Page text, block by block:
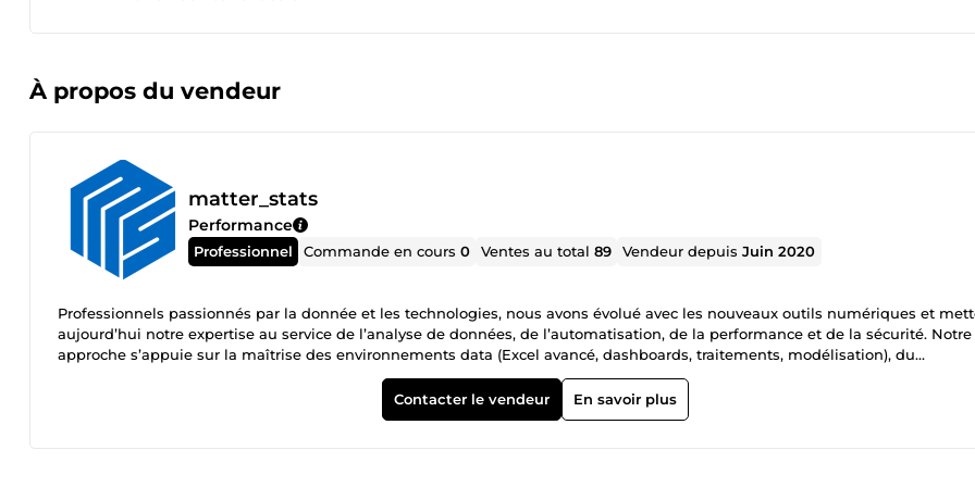
À propos du vendeur
matter_stats
Performance
Professionnel Commande en cours0 Ventes au total89 Vendeur depuisJuin 2020
Professionnels passionnés par la donnée et les technologies, nous avons évolué avec les nouveaux outils numériques et
aujourd’hui notre expertise au service de l’analyse de données, de l’automatisation, de la performance et de la sécurité. Notre
approche s’appuie sur la maîtrise des environnements data (Excel avancé, dashboards, traitements, modélisation), du
développement back-end (notamment Laravel) et des bonnes pratiques en cybersécurité. Nous croyons en une technologie
accessible, fiable et efficace, et accompagnons nos clients dans la compréhension, la valorisation et la sécurisation de leurs
données. L’humain reste au cœur de notre démarche : pédagogie, transparence et excellence technique pour des solutions
Contacter le vendeur En savoir plus